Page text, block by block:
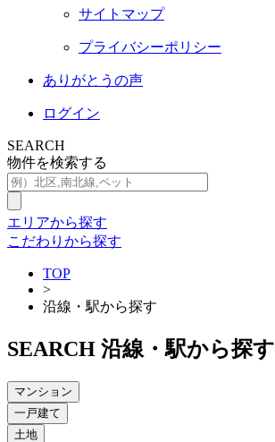
サイトマップ
プライバシーポリシー
ありがとうの声
ログイン
SEARCH
物件を検索する
エリアから探す
こだわりから探す
TOP
>
沿線・駅から探す
SEARCH 沿線・駅から探す
マンション
一戸建て
土地